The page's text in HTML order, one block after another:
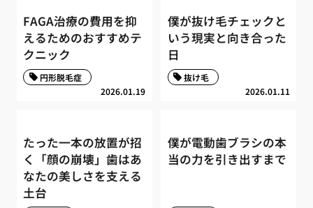
FAGA治療の費用を抑
えるためのおすすめテ
クニック
2026.01.19
円形脱毛症
僕が抜け毛チェックと
いう現実と向き合った
日
2026.01.11
抜け毛
たった一本の放置が招
く「顔の崩壊」歯はあ
なたの美しさを支える
土台
僕が電動歯ブラシの本
当の力を引き出すまで